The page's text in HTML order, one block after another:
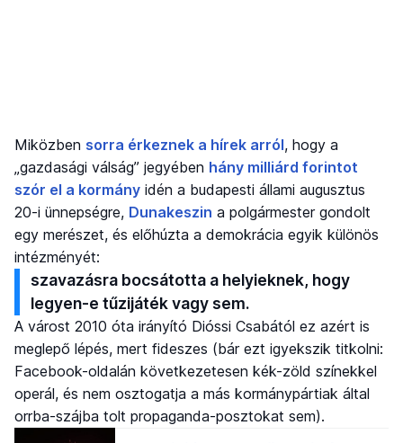
Miközben sorra érkeznek a hírek arról, hogy a
„gazdasági válság” jegyében hány milliárd forintot
szór el a kormány idén a budapesti állami augusztus
20-i ünnepségre, Dunakeszin a polgármester gondolt
egy merészet, és előhúzta a demokrácia egyik különös
intézményét:
szavazásra bocsátotta a helyieknek, hogy
legyen-e tűzijáték vagy sem.
A várost 2010 óta irányító Dióssi Csabától ez azért is
meglepő lépés, mert fideszes (bár ezt igyekszik titkolni:
Facebook-oldalán következetesen kék-zöld színekkel
operál, és nem osztogatja a más kormánypártiak által
orrba-szájba tolt propaganda-posztokat sem).